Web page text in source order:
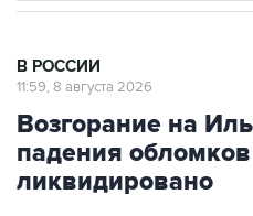
В РОССИИ
11:59, 8 августа 2026
Возгорание на
падения
ликвидировано